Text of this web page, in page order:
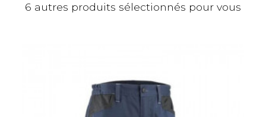
6 autres produits sélectionnés pour vous